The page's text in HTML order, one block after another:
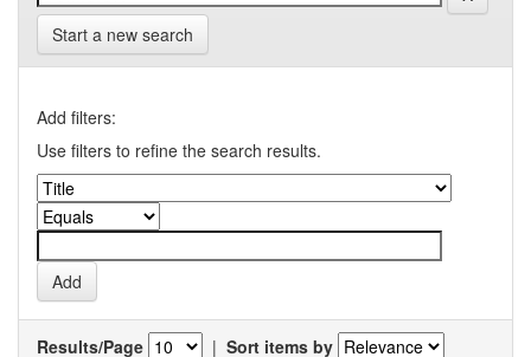
Start a new search
Add filters:
Use filters to refine the search results.
Results/Page | Sort items by